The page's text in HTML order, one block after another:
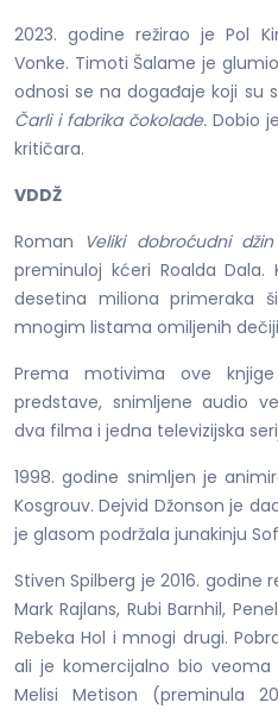
2023. godine režirao je Pol
Vonke. Timoti Šalame je
odnosi se na događaje koji su
Čarli i fabrika čokolade. Dobio
kritičara.
VDDŽ
Roman
Veliki dobroćudni
preminuloj kćeri Roalda
desetina miliona primeraka
mnogim listama omiljenih
Prema motivima ove
predstave, snimljene audio
dva filma i jedna televizijska
1998. godine snimljen je
Kosgrouv. Dejvid Džonson je
je glasom podržala junakinju
Stiven Spilberg je 2016. godine
Mark Rajlans, Rubi Barnhil,
Rebeka Hol i mnogi drugi.
ali je komercijalno bio veoma
Melisi Metison (preminula